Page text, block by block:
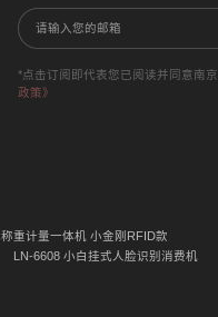
*点击订阅即代表您已阅读并同意南
政策》
称重计量一体机 小金刚RFID款
LN-6608 小白挂式人脸识别消费机